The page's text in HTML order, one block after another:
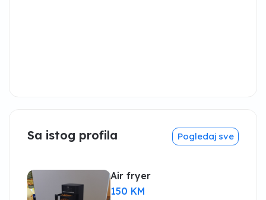
Sa istog profila Pogledaj sve
Air fryer
150 KM